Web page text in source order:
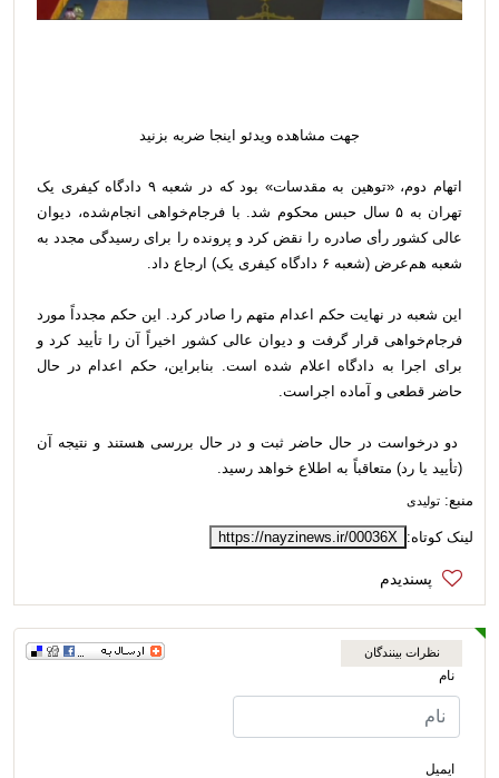
جهت مشاهده ویدئو اینجا ضربه بزنید
اتهام دوم، «توهین به مقدسات» بود که در شعبه ۹ دادگاه کیفری یک
تهران به ۵ سال حبس محکوم شد. با فرجام‌خواهی انجام‌شده، دیوان
عالی کشور رأی صادره را نقض کرد و پرونده را برای رسیدگی مجدد به
شعبه هم‌عرض (شعبه ۶ دادگاه کیفری یک) ارجاع داد.
این شعبه در نهایت حکم اعدام متهم را صادر کرد. این حکم مجدداً مورد
فرجام‌خواهی قرار گرفت و دیوان عالی کشور اخیراً آن را تأیید کرد و
برای اجرا به دادگاه اعلام شده است. بنابراین، حکم اعدام در حال
حاضر قطعی و آماده اجراست.
دو درخواست در حال حاضر ثبت و در حال بررسی هستند و نتیجه آن
(تأیید یا رد) متعاقباً به اطلاع خواهد رسید.
منبع: تولیدی
لینک کوتاه: https://nayzinews.ir/00036X
نظرات بینندگان
نام
ایمیل